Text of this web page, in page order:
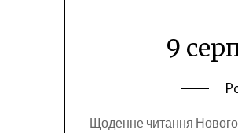
9
Щоденне читання